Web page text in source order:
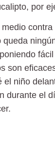
por
son
el niño
durante el